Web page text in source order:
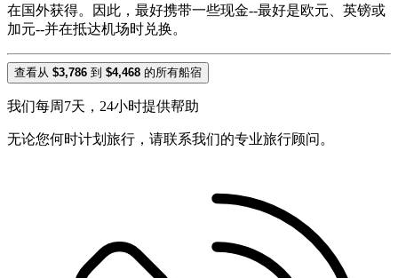
在国外获得。因此，最好携带一些现金--最好是欧元、英镑或
加元--并在抵达机场时兑换。
查看从 $3,786 到 $4,468 的所有船宿
我们每周7天，24小时提供帮助
无论您何时计划旅行，请联系我们的专业旅行顾问。